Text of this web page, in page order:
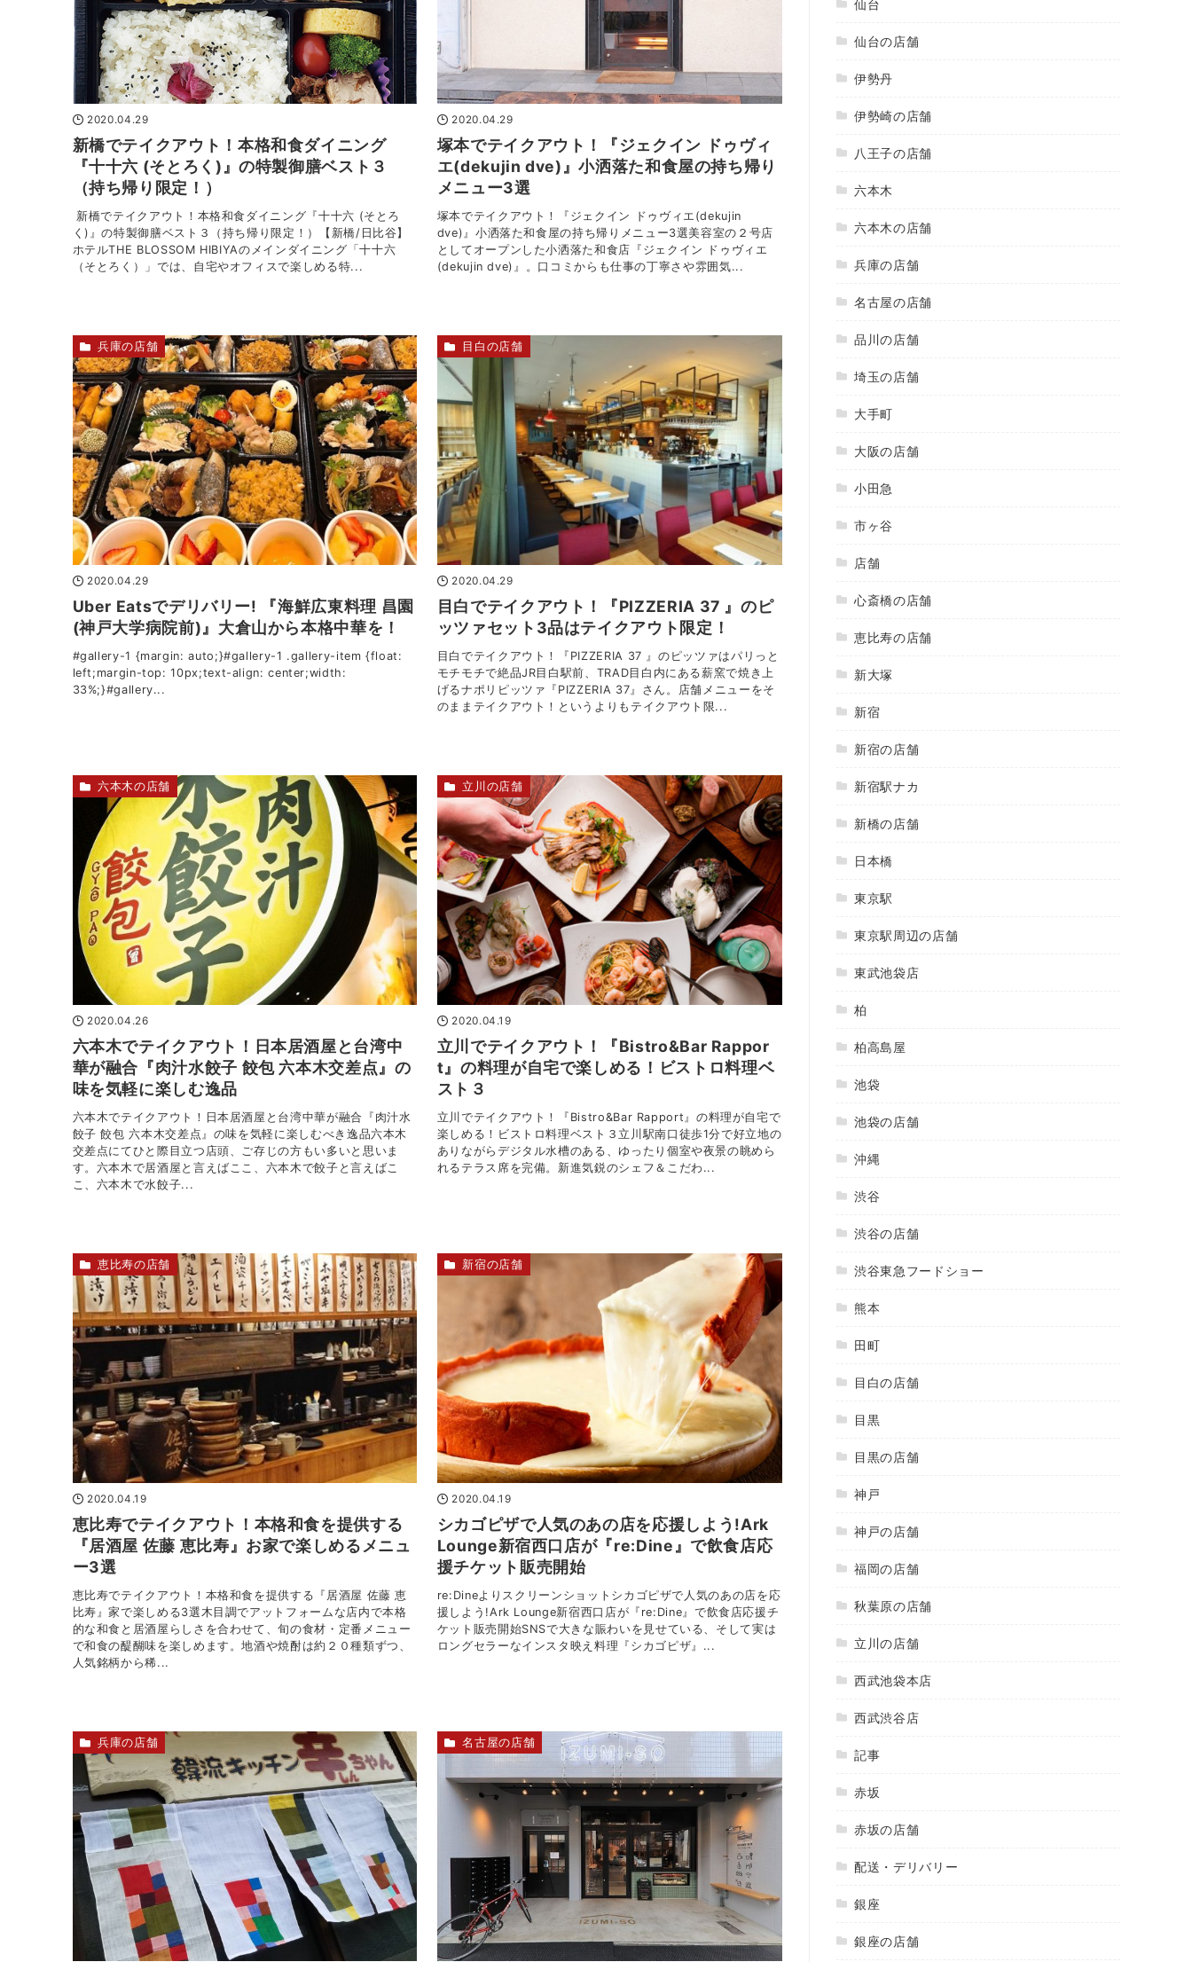
2020.04.29
新橋でテイクアウト！本格和食ダイニング
『十十六 (そとろく)』の特製御膳ベスト３
（持ち帰り限定！）
新橋でテイクアウト！本格和食ダイニング『十十六 (そとろ
く)』の特製御膳ベスト３（持ち帰り限定！）【新橋/日比谷】
ホテルTHE BLOSSOM HIBIYAのメインダイニング「十十六
（そとろく）」では、自宅やオフィスで楽しめる特...
2020.04.29
塚本でテイクアウト！『ジェクイン ドゥヴィ
エ(dekujin dve)』小洒落た和食屋の持ち帰り
メニュー3選
塚本でテイクアウト！『ジェクイン ドゥヴィエ(dekujin
dve)』小洒落た和食屋の持ち帰りメニュー3選美容室の２号店
としてオープンした小洒落た和食店『ジェクイン ドゥヴィエ
(dekujin dve)』。口コミからも仕事の丁寧さや雰囲気...
2020.04.29
Uber Eatsでデリバリー! 『海鮮広東料理 昌園
(神戸大学病院前)』大倉山から本格中華を！
#gallery-1 {margin: auto;}#gallery-1 .gallery-item {float:
left;margin-top: 10px;text-align: center;width:
33%;}#gallery...
兵庫の店舗
2020.04.29
目白でテイクアウト！『PIZZERIA 37 』のピ
ッツァセット3品はテイクアウト限定！
目白でテイクアウト！『PIZZERIA 37 』のピッツァはパリっと
モチモチで絶品JR目白駅前、TRAD目白内にある薪窯で焼き上
げるナポリピッツァ『PIZZERIA 37』さん。店舗メニューをそ
のままテイクアウト！というよりもテイクアウト限...
目白の店舗
2020.04.26
六本木でテイクアウト！日本居酒屋と台湾中
華が融合『肉汁水餃子 餃包 六本木交差点』の
味を気軽に楽しむ逸品
六本木でテイクアウト！日本居酒屋と台湾中華が融合『肉汁水
餃子 餃包 六本木交差点』の味を気軽に楽しむべき逸品六本木
交差点にてひと際目立つ店頭、ご存じの方もい多いと思いま
す。六本木で居酒屋と言えばここ、六本木で餃子と言えばこ
こ、六本木で水餃子...
六本木の店舗
2020.04.19
立川でテイクアウト！『Bistro&Bar Rappor
t』の料理が自宅で楽しめる！ビストロ料理ベ
スト３
立川でテイクアウト！『Bistro&Bar Rapport』の料理が自宅で
楽しめる！ビストロ料理ベスト３立川駅南口徒歩1分で好立地の
ありながらデジタル水槽のある、ゆったり個室や夜景の眺めら
れるテラス席を完備。新進気鋭のシェフ＆こだわ...
立川の店舗
2020.04.19
恵比寿でテイクアウト！本格和食を提供する
『居酒屋 佐藤 恵比寿』お家で楽しめるメニュ
ー3選
恵比寿でテイクアウト！本格和食を提供する『居酒屋 佐藤 恵
比寿』家で楽しめる3選木目調でアットフォームな店内で本格
的な和食と居酒屋らしさを合わせて、旬の食材・定番メニュー
で和食の醍醐味を楽しめます。地酒や焼酎は約２０種類ずつ、
人気銘柄から稀...
恵比寿の店舗
2020.04.19
シカゴピザで人気のあの店を応援しよう!Ark
Lounge新宿西口店が『re:Dine』で飲食店応
援チケット販売開始
re:Dineよりスクリーンショットシカゴピザで人気のあの店を応
援しよう!Ark Lounge新宿西口店が『re:Dine』で飲食店応援チ
ケット販売開始SNSで大きな賑わいを見せている、そして実は
ロングセラーなインスタ映え料理『シカゴピザ』...
新宿の店舗
兵庫の店舗 名古屋の店舗
仙台
仙台の店舗
伊勢丹
伊勢崎の店舗
八王子の店舗
六本木
六本木の店舗
兵庫の店舗
名古屋の店舗
品川の店舗
埼玉の店舗
大手町
大阪の店舗
小田急
市ヶ谷
店舗
心斎橋の店舗
恵比寿の店舗
新大塚
新宿
新宿の店舗
新宿駅ナカ
新橋の店舗
日本橋
東京駅
東京駅周辺の店舗
東武池袋店
柏
柏高島屋
池袋
池袋の店舗
沖縄
渋谷
渋谷の店舗
渋谷東急フードショー
熊本
田町
目白の店舗
目黒
目黒の店舗
神戸
神戸の店舗
福岡の店舗
秋葉原の店舗
立川の店舗
西武池袋本店
西武渋谷店
記事
赤坂
赤坂の店舗
配送・デリバリー
銀座
銀座の店舗